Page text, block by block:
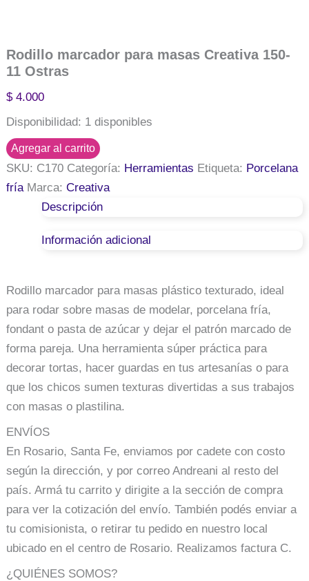
Rodillo marcador para masas Creativa 150-
11 Ostras
$4.000
Disponibilidad: 1 disponibles
Rodillo
marcador
para
Creativa
Agregar al carrito
SKU: C170 Categoría: Herramientas Etiqueta: Porcelana
fría Marca:Creativa
Descripción
Información adicional
Rodillo marcador para masas plástico texturado, ideal
para rodar sobre masas de modelar, porcelana fría,
fondant o pasta de azúcar y dejar el patrón marcado de
forma pareja. Una herramienta súper práctica para
decorar tortas, hacer guardas en tus artesanías o para
que los chicos sumen texturas divertidas a sus trabajos
con masas o plastilina.
ENVÍOS
En Rosario, Santa Fe, enviamos por cadete con costo
según la dirección, y por correo Andreani al resto del
país. Armá tu carrito y dirigite a la sección de compra
para ver la cotización del envío. También podés enviar a
tu comisionista, o retirar tu pedido en nuestro local
ubicado en el centro de Rosario. Realizamos factura C.
¿QUIÉNES SOMOS?